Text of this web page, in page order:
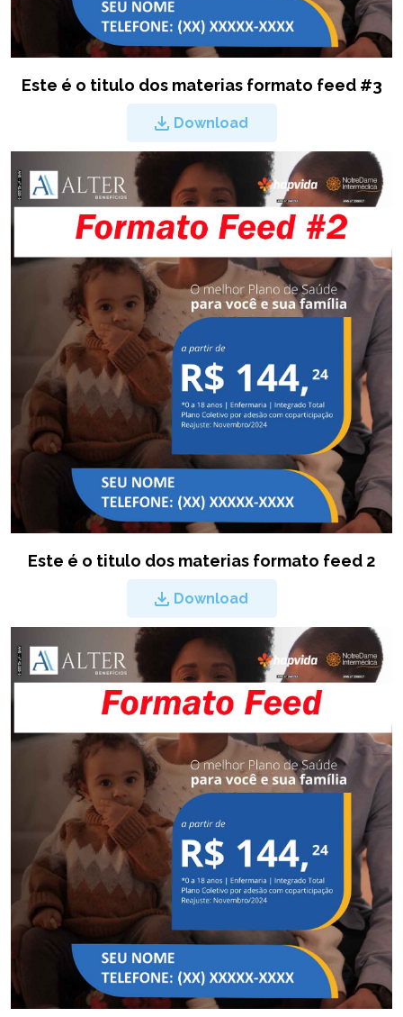
Este é o titulo dos materias formato feed #3
Download
Este é o titulo dos materias formato feed 2
Download